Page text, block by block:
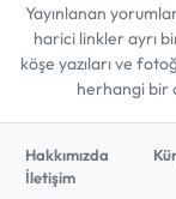
Yayınlanan
harici linkler ayrı
köşe yazıları ve
herhangi bir
Hakkımızda
İletişim